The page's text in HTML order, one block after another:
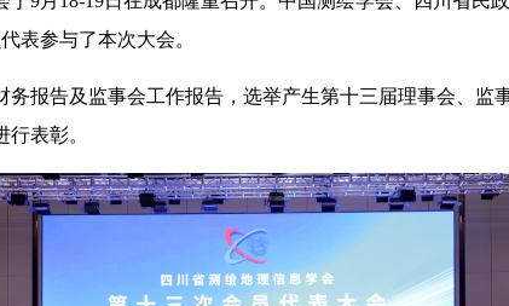
表参与了本次大会。
报告及监事会工作报告，选举产生第十三届理事会、监
表彰。